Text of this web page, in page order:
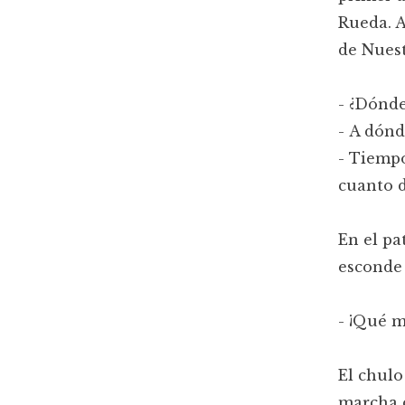
Rueda.
de
-
- A
-
cuanto
En el
- ¡Qué
El chulo